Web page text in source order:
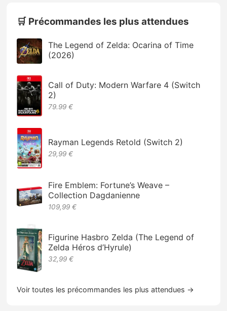
🛒 Précommandes les plus attendues
The Legend of Zelda: Ocarina of Time
(2026)
Call of Duty: Modern Warfare 4 (Switch
2)
79.99 €
Rayman Legends Retold (Switch 2)
29,99 €
Fire Emblem: Fortune’s Weave –
Collection Dagdanienne
109,99 €
Figurine Hasbro Zelda (The Legend of
Zelda Héros d’Hyrule)
32,99 €
Voir toutes les précommandes les plus attendues →